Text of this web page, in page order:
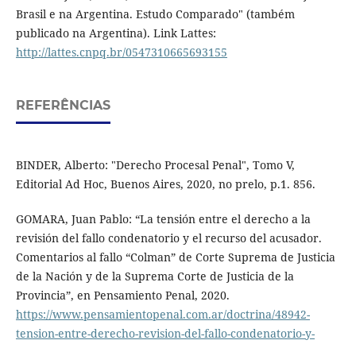
Brasil e na Argentina. Estudo Comparado" (também
publicado na Argentina). Link Lattes:
http://lattes.cnpq.br/0547310665693155
REFERÊNCIAS
BINDER, Alberto: "Derecho Procesal Penal", Tomo V,
Editorial Ad Hoc, Buenos Aires, 2020, no prelo, p.1. 856.
GOMARA, Juan Pablo: “La tensión entre el derecho a la
revisión del fallo condenatorio y el recurso del acusador.
Comentarios al fallo “Colman” de Corte Suprema de Justicia
de la Nación y de la Suprema Corte de Justicia de la
Provincia”, en Pensamiento Penal, 2020.
https://www.pensamientopenal.com.ar/doctrina/48942-
tension-entre-derecho-revision-del-fallo-condenatorio-y-